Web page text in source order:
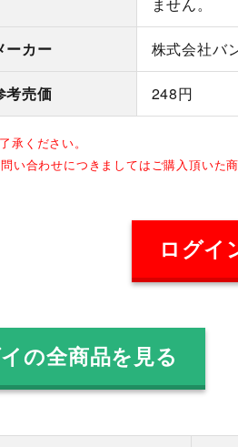
ません。
ーカー 株式会社バ
考売価 248円
承ください。
合わせにつきましてはご購入頂いた
ログイ
の全商品を見る